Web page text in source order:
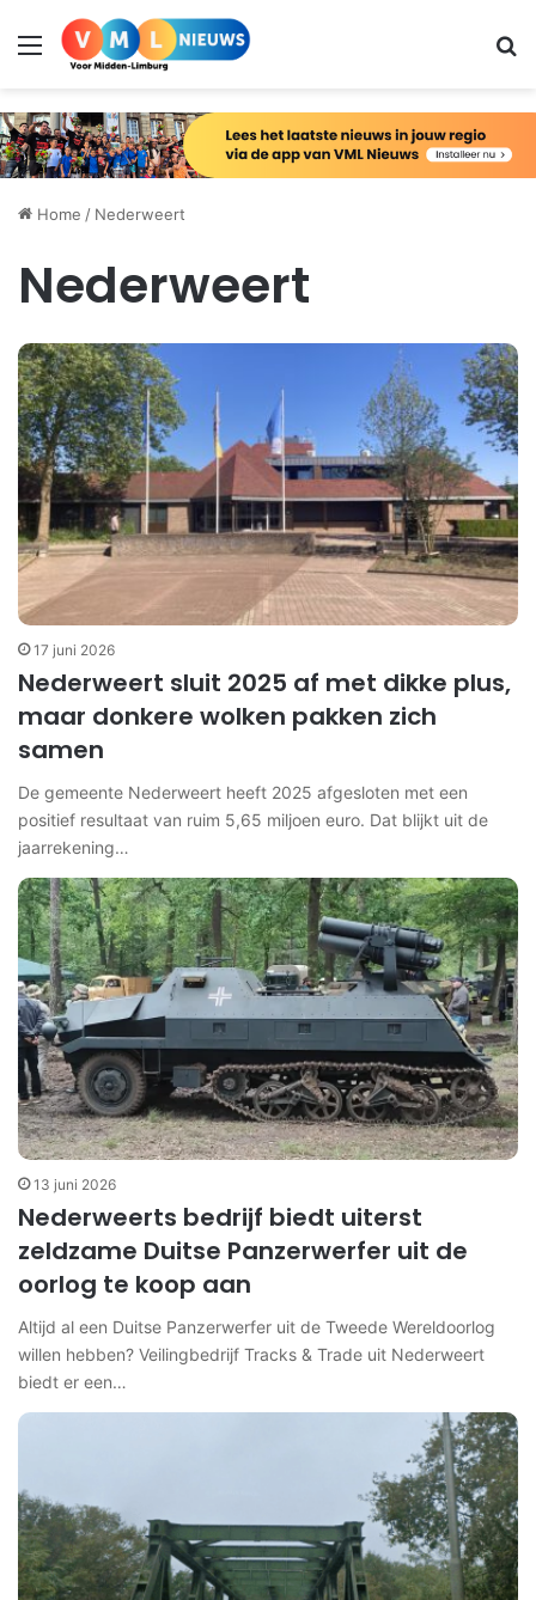
Menu
Home / Nederweert
Nederweert
17 juni 2026
Nederweert sluit 2025 af met dikke plus,
maar donkere wolken pakken zich
samen
De gemeente Nederweert heeft 2025 afgesloten met een
positief resultaat van ruim 5,65 miljoen euro. Dat blijkt uit de
jaarrekening…
13 juni 2026
Nederweerts bedrijf biedt uiterst
zeldzame Duitse Panzerwerfer uit de
oorlog te koop aan
Altijd al een Duitse Panzerwerfer uit de Tweede Wereldoorlog
willen hebben? Veilingbedrijf Tracks & Trade uit Nederweert
biedt er een…